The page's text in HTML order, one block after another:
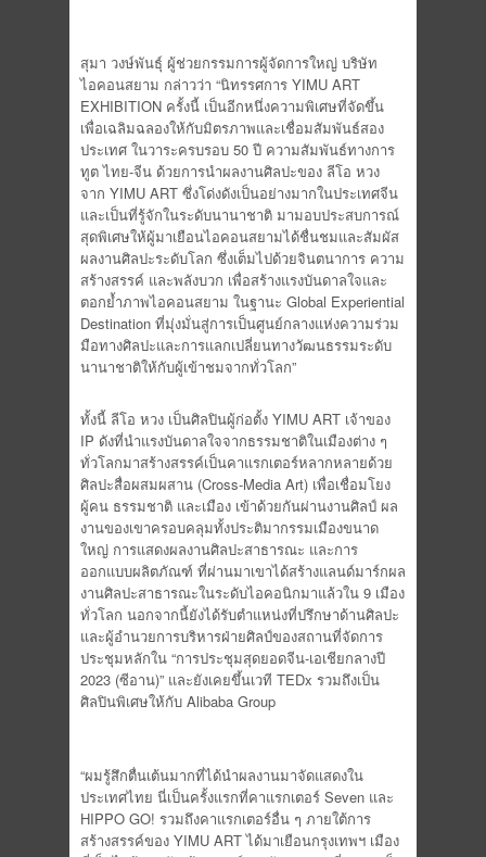
สุมา วงษ์พันธุ์ ผู้ช่วยกรรมการผู้จัดการใหญ่ บริษัท
ไอคอนสยาม กล่าวว่า “นิทรรศการ YIMU ART
EXHIBITION ครั้งนี้ เป็นอีกหนึ่งความพิเศษที่จัดขึ้น
เพื่อเฉลิมฉลองให้กับมิตรภาพและเชื่อมสัมพันธ์สอง
ประเทศ ในวาระครบรอบ 50 ปี ความสัมพันธ์ทางการ
ทูต ไทย-จีน ด้วยการนำผลงานศิลปะของ ลีโอ หวง
จาก YIMU ART ซึ่งโด่งดังเป็นอย่างมากในประเทศจีน
และเป็นที่รู้จักในระดับนานาชาติ มามอบประสบการณ์
สุดพิเศษให้ผู้มาเยือนไอคอนสยามได้ชื่นชมและสัมผัส
ผลงานศิลปะระดับโลก ซึ่งเต็มไปด้วยจินตนาการ ความ
สร้างสรรค์ และพลังบวก เพื่อสร้างแรงบันดาลใจและ
ตอกย้ำภาพไอคอนสยาม ในฐานะ Global Experiential
Destination ที่มุ่งมั่นสู่การเป็นศูนย์กลางแห่งความร่วม
มือทางศิลปะและการแลกเปลี่ยนทางวัฒนธรรมระดับ
นานาชาติให้กับผู้เข้าชมจากทั่วโลก”
ทั้งนี้ ลีโอ หวง เป็นศิลปินผู้ก่อตั้ง YIMU ART เจ้าของ
IP ดังที่นำแรงบันดาลใจจากธรรมชาติในเมืองต่าง ๆ
ทั่วโลกมาสร้างสรรค์เป็นคาแรกเตอร์หลากหลายด้วย
ศิลปะสื่อผสมผสาน (Cross-Media Art) เพื่อเชื่อมโยง
ผู้คน ธรรมชาติ และเมือง เข้าด้วยกันผ่านงานศิลป์ ผล
งานของเขาครอบคลุมทั้งประติมากรรมเมืองขนาด
ใหญ่ การแสดงผลงานศิลปะสาธารณะ และการ
ออกแบบผลิตภัณฑ์ ที่ผ่านมาเขาได้สร้างแลนด์มาร์กผล
งานศิลปะสาธารณะในระดับไอคอนิกมาแล้วใน 9 เมือง
ทั่วโลก นอกจากนี้ยังได้รับตำแหน่งที่ปรึกษาด้านศิลปะ
และผู้อำนวยการบริหารฝ่ายศิลป์ของสถานที่จัดการ
ประชุมหลักใน “การประชุมสุดยอดจีน-เอเชียกลางปี
2023 (ซีอาน)” และยังเคยขึ้นเวที TEDx รวมถึงเป็น
ศิลปินพิเศษให้กับ Alibaba Group
“ผมรู้สึกตื่นเต้นมากที่ได้นำผลงานมาจัดแสดงใน
ประเทศไทย นี่เป็นครั้งแรกที่คาแรกเตอร์ Seven และ
HIPPO GO! รวมถึงคาแรกเตอร์อื่น ๆ ภายใต้การ
สร้างสรรค์ของ YIMU ART ได้มาเยือนกรุงเทพฯ เมือง